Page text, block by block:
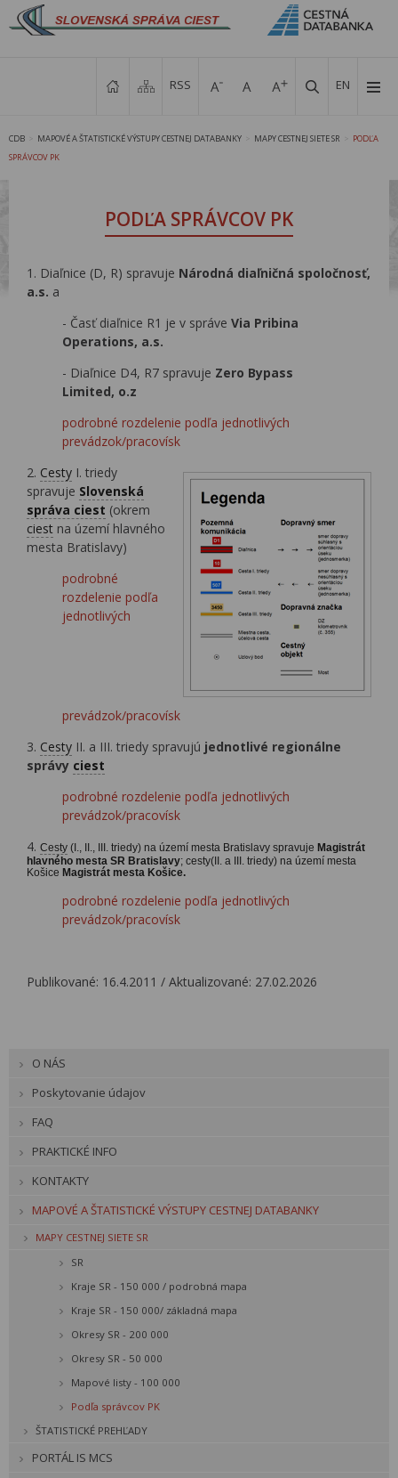
EN
RSS
CDB MAPOVÉ A ŠTATISTICKÉ VÝSTUPY CESTNEJ DATABANKY MAPY CESTNEJ SIETE SR
PODĽA
SPRÁVCOV PK
PODĽA SPRÁVCOV PK
1. Diaľnice (D, R) spravuje Národná diaľničná spoločnosť,
a.s. a
- Časť diaľnice R1 je v správe Via Pribina
Operations, a.s.
- Diaľnice D4, R7 spravuje Zero Bypass
Limited, o.z
podrobné rozdelenie podľa jednotlivých
prevádzok/pracovísk
2. Cesty I. triedy
spravuje Slovenská
správa ciest (okrem
ciest na území hlavného
mesta Bratislavy)
podrobné
rozdelenie podľa
jednotlivých
prevádzok/pracovísk
3. Cesty II. a III. triedy spravujú jednotlivé regionálne
správy ciest
podrobné rozdelenie podľa jednotlivých
prevádzok/pracovísk
4. Cesty (I., II., III. triedy) na území mesta Bratislavy spravuje Magistrát
hlavného mesta SR Bratislavy; cesty(II. a III. triedy) na území mesta
Košice Magistrát mesta Košice.
podrobné rozdelenie podľa jednotlivých
prevádzok/pracovísk
Publikované: 16.4.2011 / Aktualizované: 27.02.2026
O NÁS
Poskytovanie údajov
FAQ
PRAKTICKÉ INFO
KONTAKTY
MAPOVÉ A ŠTATISTICKÉ VÝSTUPY CESTNEJ DATABANKY
MAPY CESTNEJ SIETE SR
SR
Kraje SR - 150 000 / podrobná mapa
Kraje SR - 150 000/ základná mapa
Okresy SR - 200 000
Okresy SR - 50 000
Mapové listy - 100 000
Podľa správcov PK
ŠTATISTICKÉ PREHĽADY
PORTÁL IS MCS